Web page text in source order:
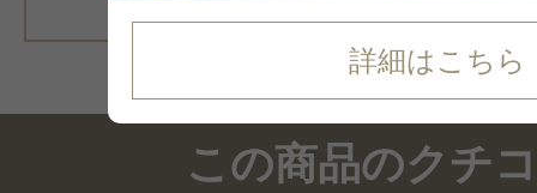
詳細はこちら
この商品のクチ